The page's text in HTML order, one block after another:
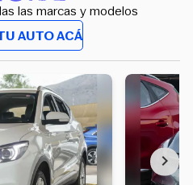
las marcas y modelos
AUTO ACÁ